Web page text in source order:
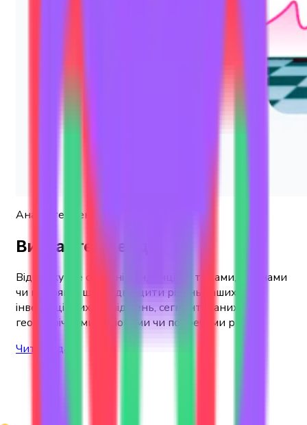
Аналіз тенденцій
Вивчайте тренди
Відстежуйте останні тенденції за темами, країнами
чи галузями, щоб підвищити рівень ваших
інвестиційних досліджень, сегментованих за
географічними регіонами чи потребами ринку.
Читати далі